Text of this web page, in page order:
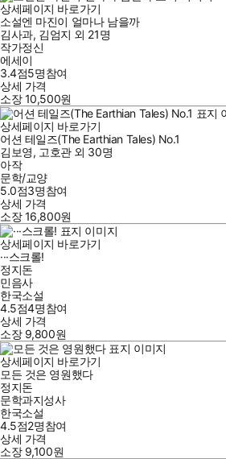
상세페이지 바로가기
소설엔 마진이 얼마나 남을까
김사과, 김엄지 외 21명
작가정신
에세이
3.4점5명참여
상세 가격
소장10,500원
상세페이지 바로가기
어션 테일즈(The Earthian Tales) No.1
김보영, 고호관외 30명
아작
문학/교양
5.0점3명참여
상세 가격
소장16,800원
상세페이지 바로가기
···스크롤!
정지돈
민음사
한국소설
4.5점4명참여
상세 가격
소장 9,800원
상세페이지 바로가기
모든 것은 영원했다
정지돈
문학과지성사
한국소설
4.5점2명참여
상세 가격
소장 9,100원